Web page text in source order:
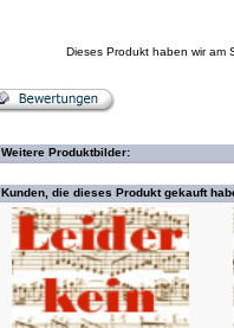
Dieses Produkt haben wir am
Weitere Produktbilder:
Kunden, die dieses Produkt gekauft